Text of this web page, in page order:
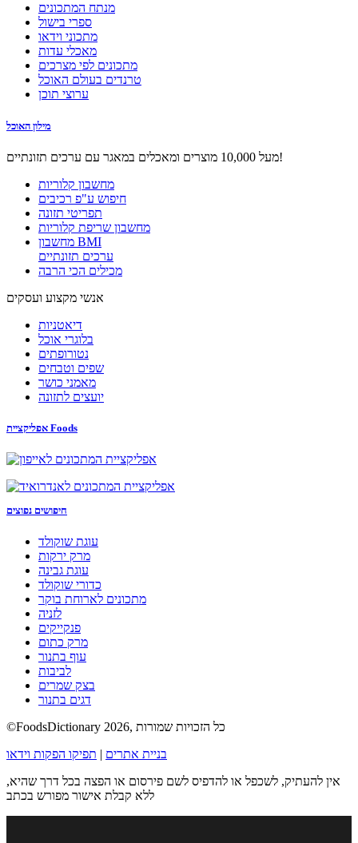
מנתח המתכונים
ספרי בישול
מתכוני וידאו
מאכלי עדות
מתכונים לפי מצרכים
טרנדים בעולם האוכל
ערוצי תוכן
מילון האוכל
מעל 10,000 מוצרים ומאכלים במאגר עם ערכים תזונתיים!
מחשבון קלוריות
חיפוש ע"פ רכיבים
תפריטי תזונה
מחשבון שריפת קלוריות
מחשבון BMI
ערכים תזונתיים
מכילים הכי הרבה
אנשי מקצוע ועסקים
דיאטניות
בלוגרי אוכל
נטורופתים
שפים וטבחים
מאמני כושר
יועצים לתזונה
אפליקציית Foods
חיפושים נפוצים
עוגת שוקולד
מרק ירקות
עוגת גבינה
כדורי שוקולד
מתכונים לארוחת בוקר
לזניה
פנקייקים
מרק כתום
עוף בתנור
לביבות
בצק שמרים
דגים בתנור
©FoodsDictionary 2026, כל הזכויות שמורות
בניית אתרים
תפיקו הפקות וידאו
אין להעתיק, לשכפל או להדפיס לשם פירסום או הפצה בכל דרך שהיא,
ללא קבלת אישור מפורש בכתב